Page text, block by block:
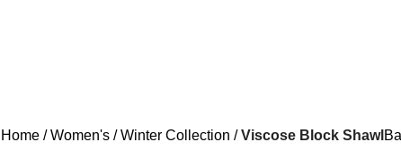
Home Women's Winter Collection Viscose Block Shawl